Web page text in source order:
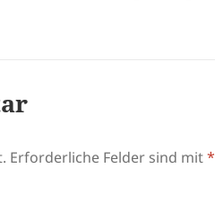
Erforderliche Felder sind mit*